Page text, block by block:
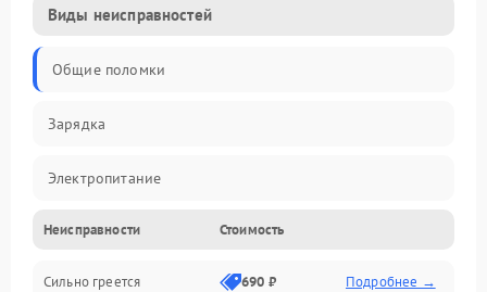
Виды неисправностей
Общие поломки
Зарядка
Электропитание
Экран и изображение
Дисплей
Неисправности Стоимость
Сильно греется 690 ₽ Подробнее →